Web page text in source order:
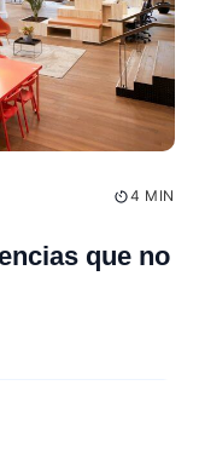
4 MIN
que no